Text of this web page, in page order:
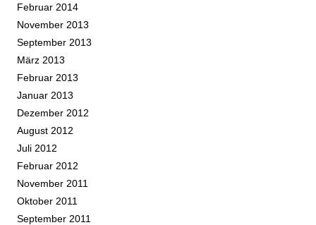
Februar 2014
November 2013
September 2013
März 2013
Februar 2013
Januar 2013
Dezember 2012
August 2012
Juli 2012
Februar 2012
November 2011
Oktober 2011
September 2011